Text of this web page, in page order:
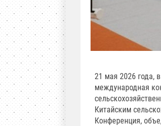
21 мая 2026 года,
международная
Китайским
Конференция,